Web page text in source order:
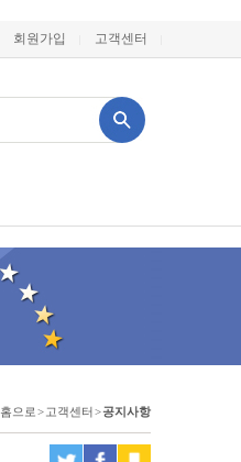
회원가입 고객센터
홈으로 > 고객센터 >공지사항